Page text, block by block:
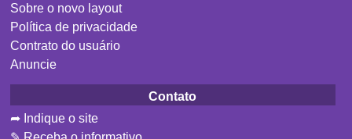
Sobre o novo layout
Política de privacidade
Contrato do usuário
Anuncie
Contato
➦ Indique o site